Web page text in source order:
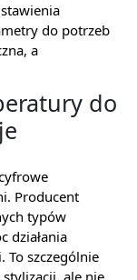
do potrzeb
a
do
Producent
typów
działania
To szczególnie
stylizacji, ale nie